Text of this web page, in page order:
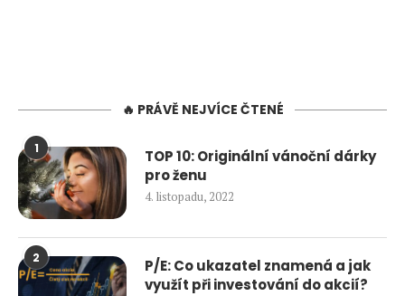
🔥 PRÁVĚ NEJVÍCE ČTENÉ
1
TOP 10: Originální vánoční dárky
pro ženu
4. listopadu, 2022
2
P/E: Co ukazatel znamená a jak
využít při investování do akcií?